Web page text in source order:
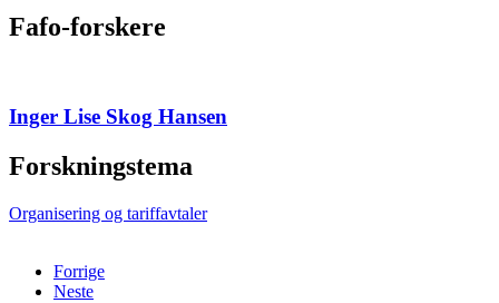
Fafo-forskere
Inger Lise Skog Hansen
Forskningstema
Organisering og tariffavtaler
Forrige
Neste